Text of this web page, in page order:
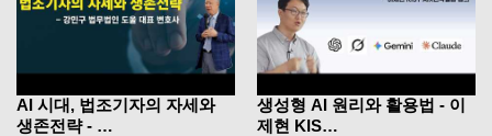
AI 시대, 법조기자의 자세와
생존전략 - …
생성형 AI 원리와 활용법 - 이
제현 KIS…